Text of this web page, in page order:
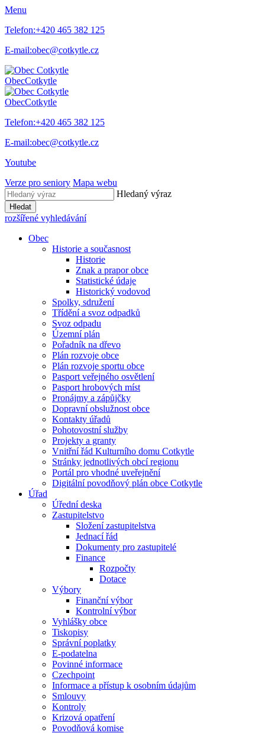
Menu
Telefon:+420 465 382 125
E-mail:obec@cotkytle.cz
ObecCotkytle
ObecCotkytle
Telefon:+420 465 382 125
E-mail:obec@cotkytle.cz
Youtube
Verze pro seniory Mapa webu
Hledaný výraz
Hledat
rozšířené vyhledávání
Obec
Historie a současnost
Historie
Znak a prapor obce
Statistické údaje
Historický vodovod
Spolky, sdružení
Třídění a svoz odpadků
Svoz odpadu
Územní plán
Pořadník na dřevo
Plán rozvoje obce
Plán rozvoje sportu obce
Pasport veřejného osvětlení
Pasport hrobových míst
Pronájmy a zápůjčky
Dopravní obslužnost obce
Kontakty úřadů
Pohotovostní služby
Projekty a granty
Vnitřní řád Kulturního domu Cotkytle
Stránky jednotlivých obcí regionu
Portál pro vhodné uveřejnění
Digitální povodňový plán obce Cotkytle
Úřad
Úřední deska
Zastupitelstvo
Složení zastupitelstva
Jednací řád
Dokumenty pro zastupitelé
Finance
Rozpočty
Dotace
Výbory
Finanční výbor
Kontrolní výbor
Vyhlášky obce
Tiskopisy
Správní poplatky
E-podatelna
Povinné informace
Czechpoint
Informace a přístup k osobním údajům
Smlouvy
Kontroly
Krizová opatření
Povodňová komise